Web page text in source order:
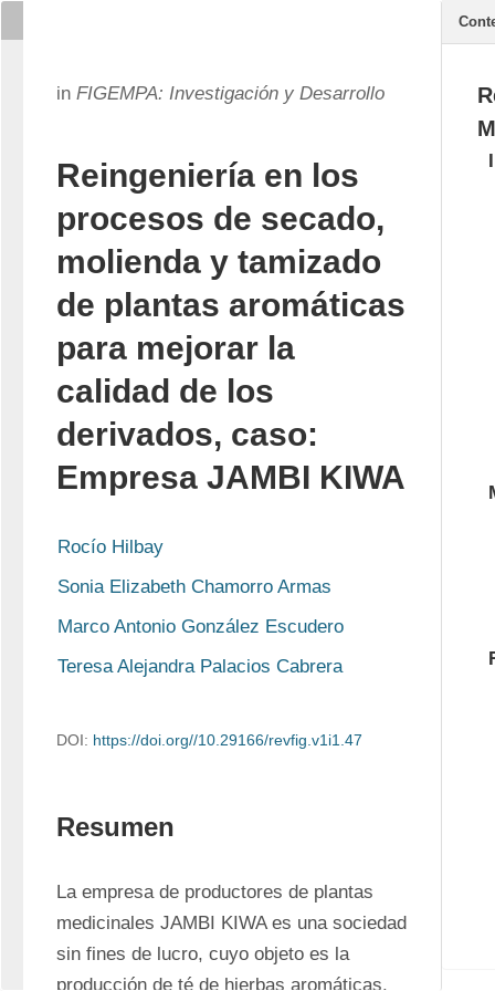
in FIGEMPA: Investigación y Desarrollo
Reingeniería en los
procesos de secado,
molienda y tamizado
de plantas aromáticas
para mejorar la
calidad de los
derivados, caso:
Empresa JAMBI KIWA
Rocío Hilbay
Sonia Elizabeth Chamorro Armas
Marco Antonio González Escudero
Teresa Alejandra Palacios Cabrera
DOI: https://doi.org//10.29166/revfig.v1i1.47
Resumen
La empresa de productores de plantas
medicinales JAMBI KIWA es una sociedad
sin fines de lucro, cuyo objeto es la
producción de té de hierbas aromáticas.